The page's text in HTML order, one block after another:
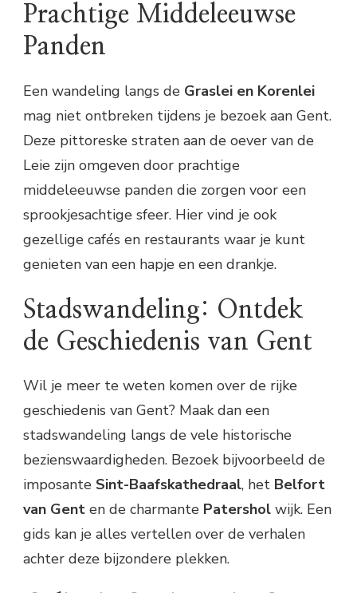
Prachtige Middeleeuwse
Panden
Een wandeling langs de Graslei en Korenlei
mag niet ontbreken tijdens je bezoek aan Gent.
Deze pittoreske straten aan de oever van de
Leie zijn omgeven door prachtige
middeleeuwse panden die zorgen voor een
sprookjesachtige sfeer. Hier vind je ook
gezellige cafés en restaurants waar je kunt
genieten van een hapje en een drankje.
Stadswandeling: Ontdek
de Geschiedenis van Gent
Wil je meer te weten komen over de rijke
geschiedenis van Gent? Maak dan een
stadswandeling langs de vele historische
bezienswaardigheden. Bezoek bijvoorbeeld de
imposante Sint-Baafskathedraal, het Belfort
van Gent en de charmante Patershol wijk. Een
gids kan je alles vertellen over de verhalen
achter deze bijzondere plekken.